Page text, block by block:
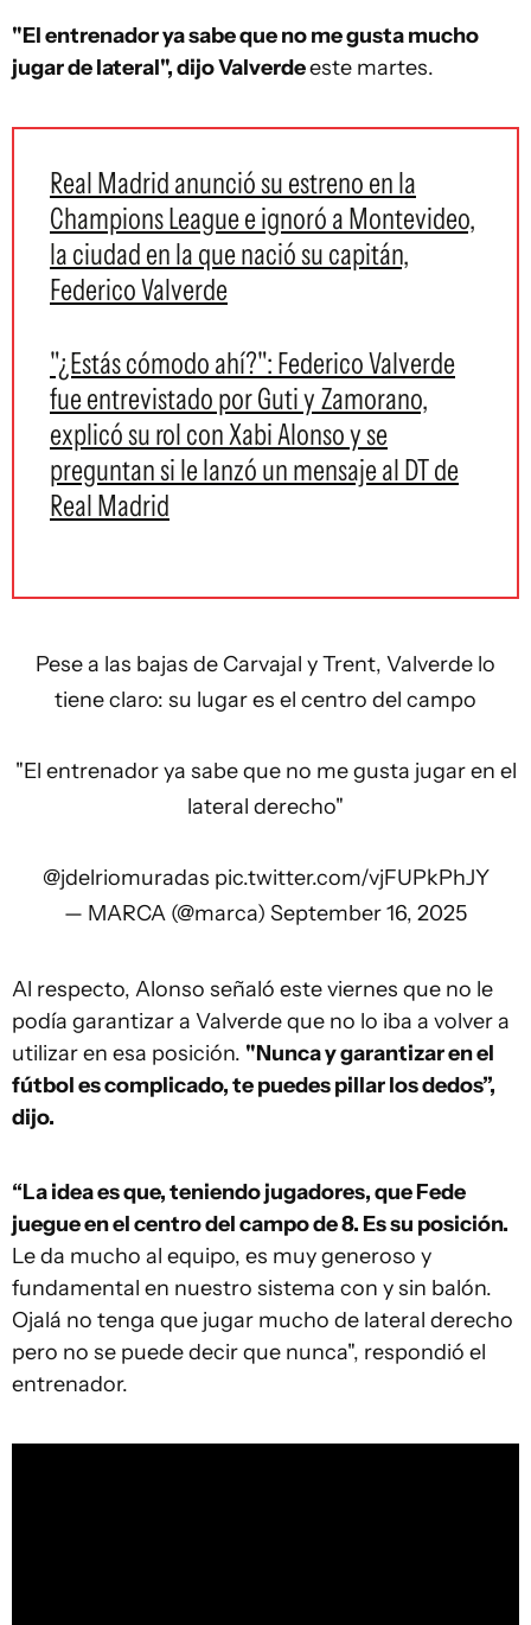
"El entrenador ya sabe que no me gusta mucho
jugar de lateral", dijo Valverdeeste martes.
Real Madrid anunció su estreno en la
Champions League e ignoró a Montevideo,
la ciudad en la que nació su capitán,
Federico Valverde
"¿Estás cómodo ahí?": Federico Valverde
fue entrevistado por Guti y Zamorano,
explicó su rol con Xabi Alonso y se
preguntan si le lanzó un mensaje al DT de
Real Madrid
Pese a las bajas de Carvajal y Trent, Valverde lo
tiene claro: su lugar es el centro del campo
"El entrenador ya sabe que no me gusta jugar en el
lateral derecho"
@jdelriomuradas pic.twitter.com/vjFUPkPhJY
— MARCA (@marca) September 16, 2025
Al respecto, Alonso señaló este viernes que no le
podía garantizar a Valverde que no lo iba a volver a
utilizar en esa posición. "Nunca y garantizar en el
fútbol es complicado, te puedes pillar los dedos”,
dijo.
“La idea es que, teniendo jugadores, que Fede
juegue en el centro del campo de 8. Es su posición.
Le da mucho al equipo, es muy generoso y
fundamental en nuestro sistema con y sin balón.
Ojalá no tenga que jugar mucho de lateral derecho
pero no se puede decir que nunca", respondió el
entrenador.